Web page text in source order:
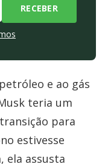
e ao gás
teria um
para
estivesse
ela assusta